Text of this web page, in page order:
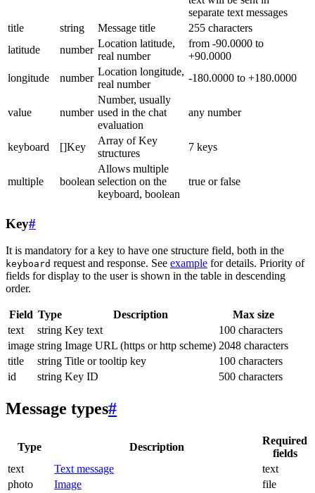
separate text messages
title
string Message title
255 characters
latitude
number
Location latitude,
real number
from -90.0000 to
+90.0000
longitude
number
Location longitude,
real number
-180.0000 to +180.0000
value number
Number, usually
used in the chat
evaluation
any number
keyboard []Key
Array of Key
structures
7 keys
multiple boolean
Allows multiple
selection on the
keyboard, boolean
true or false
Key#
It is mandatory for a key to have one structure field, both in the
keyboard request and response. See example for details. Priority of
fields for display to the user is shown in the table in descending
order.
Field Type Description
Max size
text
string Key text
100 characters
image string Image URL (https or http scheme) 2048 characters
title
string Title or tooltip key
100 characters
id
string Key ID 500 characters
Message types#
Type Description
Required
fields
text
Text message
text
photo
Image
file